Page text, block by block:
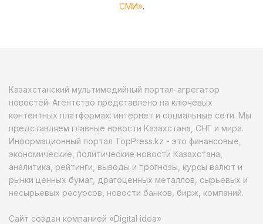
СМИ».
Казахстанский мультимедийный портал-агрегатор
новостей. Агентство представлено на ключевых
контентных платформах: интернет и социальные сети. Мы
представляем главные новости Казахстана, СНГ и мира.
Информационный портал TopPress.kz - это финансовые,
экономические, политические новости Казахстана,
аналитика, рейтинги, выводы и прогнозы, курсы валют и
рынки ценных бумаг, драгоценных металлов, сырьевых и
несырьевых ресурсов, новости банков, бирж, компаний.
Сайт создан компанией «Digital idea»